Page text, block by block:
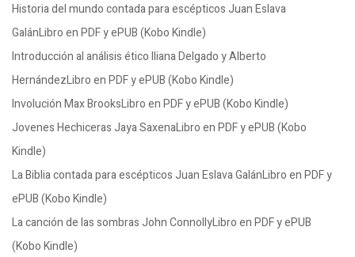
Historia del mundo contada para escépticos Juan Eslava
GalánLibro en PDF y ePUB (Kobo Kindle)
Introducción al análisis ético Iliana Delgado y Alberto
HernándezLibro en PDF y ePUB (Kobo Kindle)
Involución Max BrooksLibro en PDF y ePUB (Kobo Kindle)
Jovenes Hechiceras Jaya SaxenaLibro en PDF y ePUB (Kobo
Kindle)
La Biblia contada para escépticos Juan Eslava GalánLibro en PDF y
ePUB (Kobo Kindle)
La canción de las sombras John ConnollyLibro en PDF y ePUB
(Kobo Kindle)